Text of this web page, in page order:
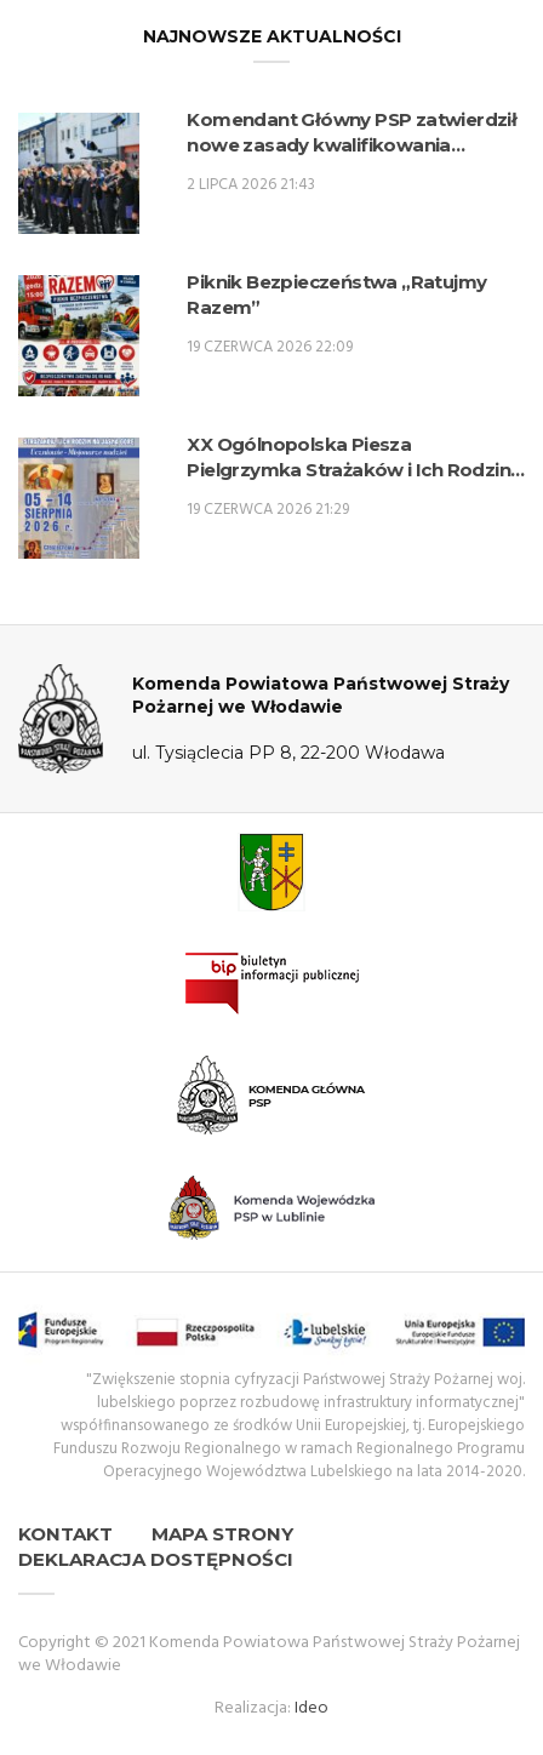
NAJNOWSZE AKTUALNOŚCI
Komendant Główny PSP zatwierdził
nowe zasady kwalifikowania
zawodowe w zawodzie technik
2 LIPCA 2026 21:43
Piknik Bezpieczeństwa „Ratujmy
Razem”
19 CZERWCA 2026 22:09
XX Ogólnopolska Piesza
Pielgrzymka Strażaków i Ich Rodzin
19 CZERWCA 2026 21:29
Komenda Powiatowa Państwowej Straży
Pożarnej we Włodawie
ul. Tysiąclecia PP 8, 22-200 Włodawa
KONTAKT
MAPA STRONY
DEKLARACJA DOSTĘPNOŚCI
Copyright © 2021 Komenda Powiatowa Państwowej Straży Pożarnej
we Włodawie
Realizacja:Ideo
"Zwiększenie stopnia cyfryzacji Państwowej Straży Pożarnej woj.
lubelskiego poprzez rozbudowę infrastruktury informatycznej"
współfinansowanego ze środków Unii Europejskiej, tj. Europejskiego
Funduszu Rozwoju Regionalnego w ramach Regionalnego Programu
Operacyjnego Województwa Lubelskiego na lata 2014-2020.